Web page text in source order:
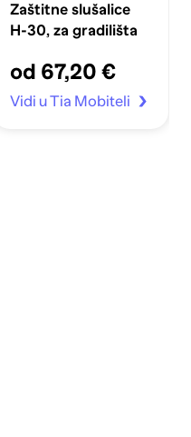
Zaštitne slušalice
H-30, za gradilišta
od 67,20 €
Vidi u Tia Mobiteli